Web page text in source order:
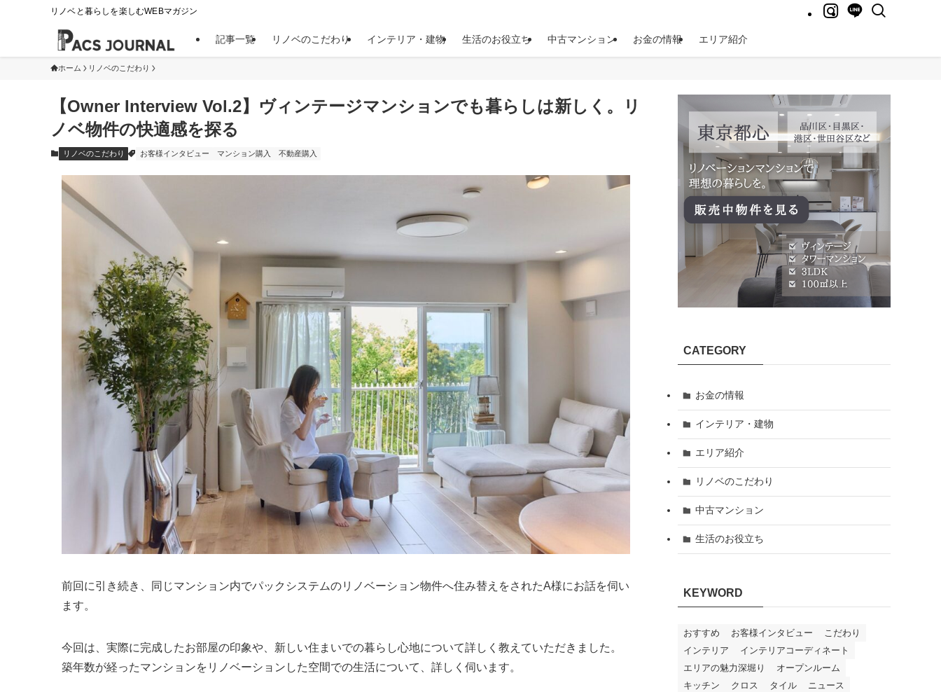
リノベと暮らしを楽しむWEBマガジン
記事一覧 リノベのこだわり インテリア・建物 生活のお役立ち 中古マンション お金の情報 エリア紹介
ホーム リノベのこだわり
【Owner Interview Vol.2】ヴィンテージマンションでも暮らしは新しく。リ
ノベ物件の快適感を探る
リノベのこだわり お客様インタビュー マンション購入 不動産購入
前回に引き続き、同じマンション内でパックシステムのリノベーション物件へ住み替えをされたA様にお話を伺い
ます。
今回は、実際に完成したお部屋の印象や、新しい住まいでの暮らし心地について詳しく教えていただきました。
築年数が経ったマンションをリノベーションした空間での生活について、詳しく伺います。
CATEGORY
お金の情報
インテリア・建物
エリア紹介
リノベのこだわり
中古マンション
生活のお役立ち
KEYWORD
おすすめ お客様インタビュー
こだわり
インテリア
インテリアコーディネート
エリアの魅力深堀り
オープンルーム
キッチン
クロス タイル
ニュース